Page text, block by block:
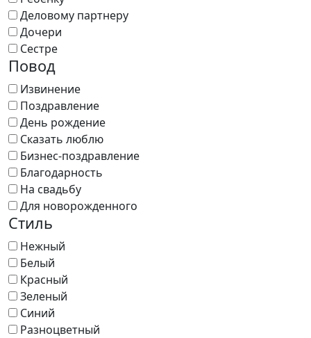
Деловому партнеру
Дочери
Сестре
Повод
Извинение
Поздравление
День рождение
Сказать люблю
Бизнес-поздравление
Благодарность
На свадьбу
Для новорожденного
Стиль
Нежный
Белый
Красный
Зеленый
Синий
Разноцветный